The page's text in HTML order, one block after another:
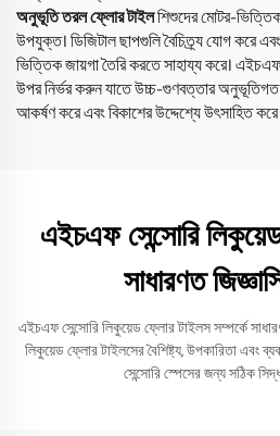
অনুভূতি তরল ফ্লোর টাইলশিশুদের মোটর-
উপযুক্ত। ডিজিটাল ছাপগুলি বৈচিত্র্য যোগ করে
ভিত্তিক জায়গা তৈরি করতে সাহায্য করে।
উপর নির্ভর করুন যাতে উচ্চ-গুণবত্তার
আকর্ষণ করে এবং বিকাশের উদ্দেশ্যে উৎসাহিত
এইচএফ সেন্সোরি
সাধারণত
এইচএফ সেন্সোরি লিকুয়েড ফ্লোর টাইলস সম্পর্কে
লিকুয়েড ফ্লোর টাইলসের বৈশিষ্ট্য, উপকারিতা এবং
সেন্সোরি স্পেসের জন্য সঠিক